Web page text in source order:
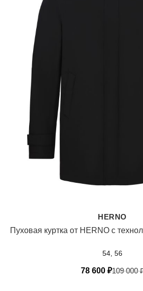
HERNO
Пуховая куртка от HERNO с
54, 56
78 600 ₽109 000